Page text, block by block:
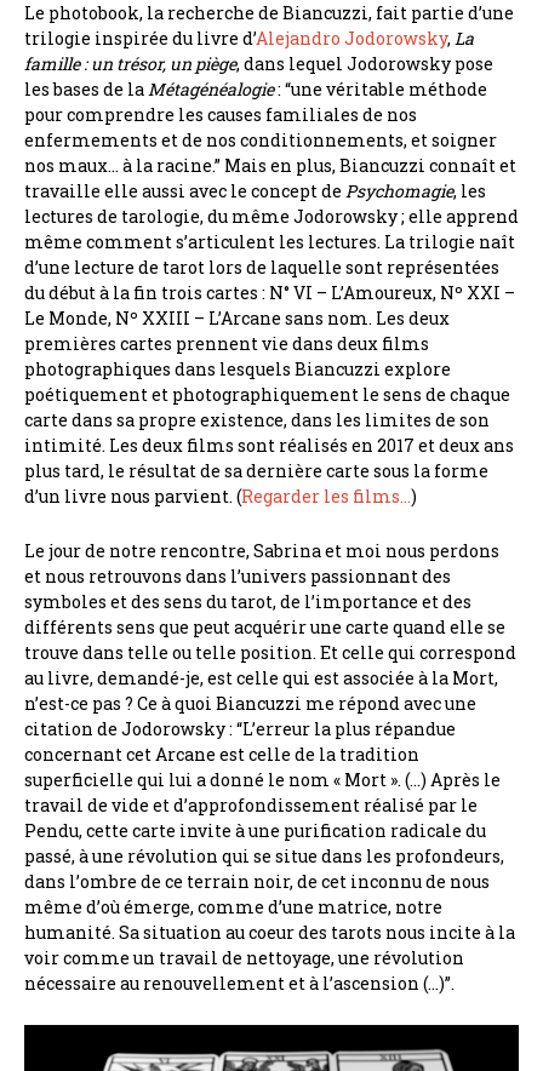
Le photobook, la recherche de Biancuzzi, fait partie d’une
trilogie inspirée du livre d’Alejandro Jodorowsky, La
famille : un trésor, un piège, dans lequel Jodorowsky pose
les bases de laMétagénéalogie: “une véritable méthode
pour comprendre les causes familiales de nos
enfermements et de nos conditionnements, et soigner
nos maux… à la racine.” Mais en plus, Biancuzzi connaît et
travaille elle aussi avec le concept de Psychomagie, les
lectures de tarologie, du même Jodorowsky ; elle apprend
même comment s’articulent les lectures. La trilogie naît
d’une lecture de tarot lors de laquelle sont représentées
du début à la fin trois cartes : N° VI – L’Amoureux, Nº XXI –
Le Monde, Nº XXIII – L’Arcane sans nom. Les deux
premières cartes prennent vie dans deux films
photographiques dans lesquels Biancuzzi explore
poétiquement et photographiquement le sens de chaque
carte dans sa propre existence, dans les limites de son
intimité. Les deux films sont réalisés en 2017 et deux ans
plus tard, le résultat de sa dernière carte sous la forme
d’un livre nous parvient. (Regarder les films…)
Le jour de notre rencontre, Sabrina et moi nous perdons
et nous retrouvons dans l’univers passionnant des
symboles et des sens du tarot, de l’importance et des
différents sens que peut acquérir une carte quand elle se
trouve dans telle ou telle position. Et celle qui correspond
au livre, demandé-je, est celle qui est associée à la Mort,
n’est-ce pas ? Ce à quoi Biancuzzi me répond avec une
citation de Jodorowsky : “L’erreur la plus répandue
concernant cet Arcane est celle de la tradition
superficielle qui lui a donné le nom « Mort ». (…) Après le
travail de vide et d’approfondissement réalisé par le
Pendu, cette carte invite à une purification radicale du
passé, à une révolution qui se situe dans les profondeurs,
dans l’ombre de ce terrain noir, de cet inconnu de nous
même d’où émerge, comme d’une matrice, notre
humanité. Sa situation au coeur des tarots nous incite à la
voir comme un travail de nettoyage, une révolution
nécessaire au renouvellement et à l’ascension (…)”.